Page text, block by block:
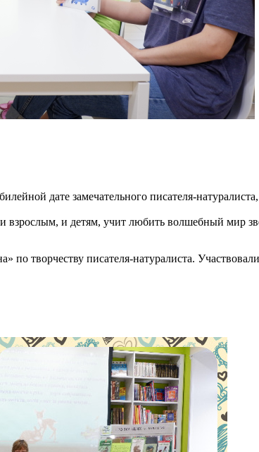
дате замечательного писателя-
взрослым, и детям, учит любить волшебный мир
творчеству писателя-натуралиста.